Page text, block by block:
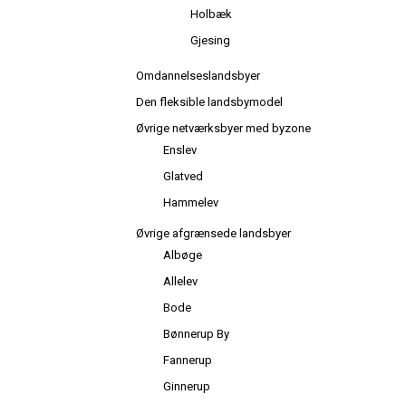
Holbæk
Gjesing
Omdannelseslandsbyer
Den fleksible landsbymodel
Øvrige netværksbyer med byzone
Enslev
Glatved
Hammelev
Øvrige afgrænsede landsbyer
Albøge
Allelev
Bode
Bønnerup By
Fannerup
Ginnerup